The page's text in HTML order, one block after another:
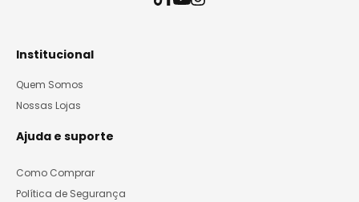
Institucional
Quem Somos
Nossas Lojas
Ajuda e suporte
Como Comprar
Política de Segurança